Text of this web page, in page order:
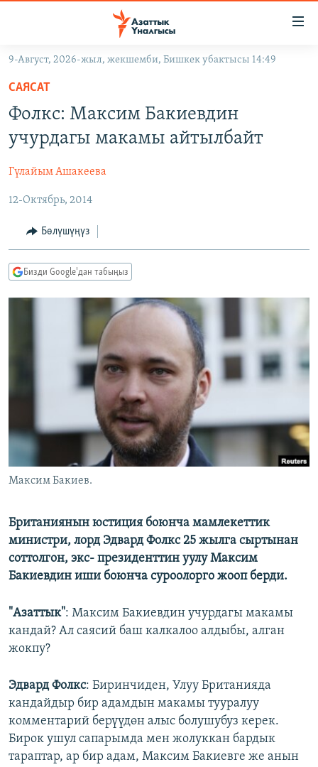
Навигацияга
өтүңүз
Издөөгө
салыңыз
ЭКОНОМИКА
МАДАНИЯТ
БОРБОР АЗИЯ
УКРАИНА
АТАЙЫН ИЛИКТӨӨ
ТВ ПРОГРАММАЛАР
БҮГҮН АЗАТТЫКТА
БИЗ ЖАНА ДҮЙНӨ
ЫҢГАЙСЫЗ СУРООЛОР
ПОДКАСТ
ӨЗГӨЧӨ ПИКИР
ЭЕ/АРнун бардык сайттары
9-Август, 2026-жыл, жекшемби, Бишкек убактысы 14:49
САЯСАТ
Фолкс: Максим Бакиевдин
учурдагы макамы айтылбайт
Гүлайым Ашакеева
12-Октябрь, 2014
Бөлүшүңүз
Бизди Google'дан табыңыз
Максим Бакиев.
Британиянын юстиция боюнча мамлекеттик
министри, лорд Эдвард Фолкс 25 жылга сыртынан
соттолгон, экс- президенттин уулу Максим
Бакиевдин иши боюнча суроолорго жооп берди.
"Азаттык": Максим Бакиевдин учурдагы макамы
кандай? Ал саясий баш калкалоо алдыбы, алган
жокпу?
Эдвард Фолкс: Биринчиден, Улуу Британияда
кандайдыр бир адамдын макамы тууралуу
комментарий берүүдөн алыс болушубуз керек.
Бирок ушул сапарымда мен жолуккан бардык
тараптар, ар бир адам, Максим Бакиевге же анын